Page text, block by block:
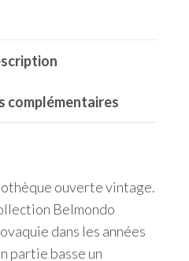
complémentaires
ouverte vintage.
Belmondo
dans les années
partie basse un